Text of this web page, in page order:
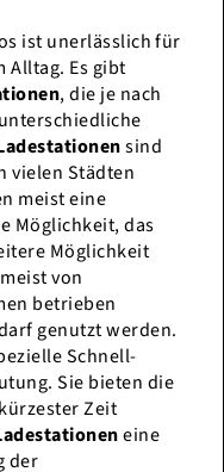
ist unerlässlich für
Alltag. Es gibt
, die je nach
sind
vielen Städten
meist eine
Möglichkeit, das
Möglichkeit
von
betrieben
genutzt werden.
Schnell-
Sie bieten die
Zeit
eine
der